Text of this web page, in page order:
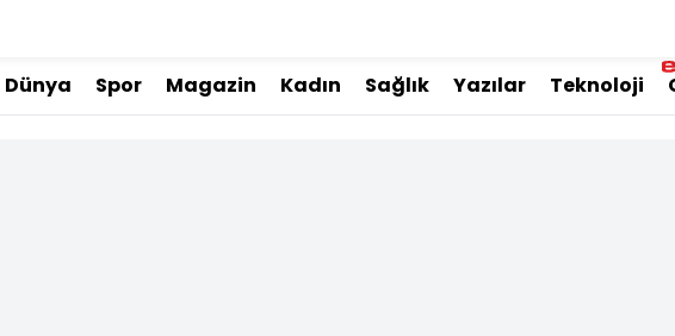
Dünya Spor Magazin Kadın Sağlık Yazılar Teknoloji